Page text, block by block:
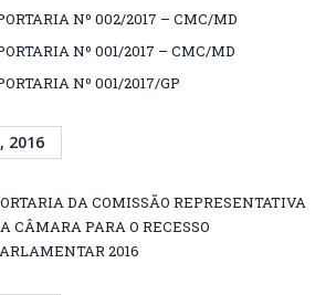
Nº 002/2017 – CMC/MD
Nº 001/2017 – CMC/MD
Nº 001/2017/GP
2016
DA COMISSÃO REPRESENTATIVA
CÂMARA PARA O RECESSO
2016